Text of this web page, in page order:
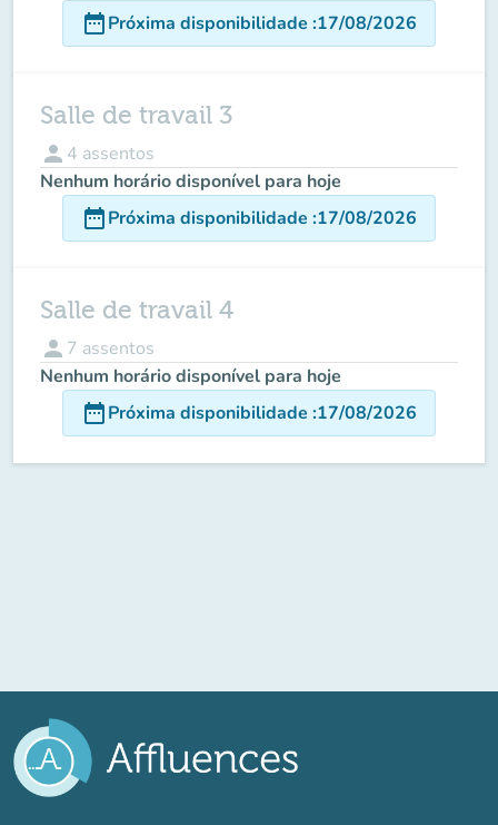
date_rangePróxima disponibilidade :17/08/2026
Salle de travail 3
person 4 assentos
Nenhum horário disponível para hoje
date_rangePróxima disponibilidade :17/08/2026
Salle de travail 4
person 7 assentos
Nenhum horário disponível para hoje
date_rangePróxima disponibilidade :17/08/2026